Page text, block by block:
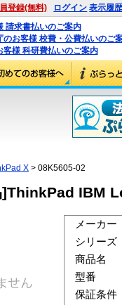
登録(無料) ログイン 表示履歴
請求書払いのご案内
のお客様 校費・公費払いのご
客様 科研費払いのご案内
X > 08K5605-02
IBM
メーカー
シリーズ
商品名
型番
保証条件